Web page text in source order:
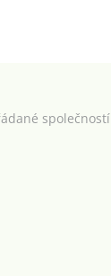
společností